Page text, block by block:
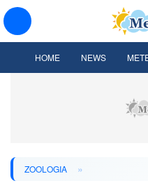
HOME NEWS
ZOOLOGIA »